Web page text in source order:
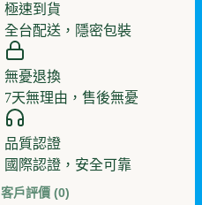
極速到貨
全台配送，隱密包裝
無憂退換
7天無理由，售後無憂
品質認證
國際認證，安全可靠
客戶評價 (0)